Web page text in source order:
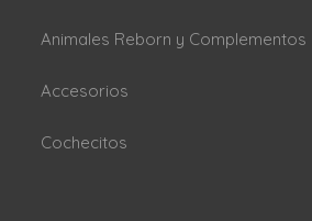
Animales Reborn y Complementos
Accesorios
Cochecitos